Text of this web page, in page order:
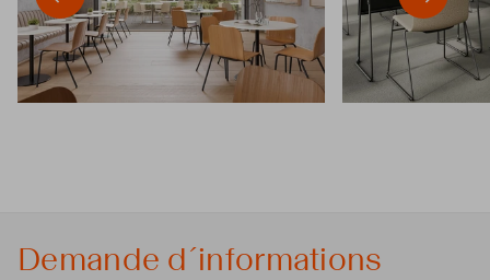
Demande d´informations